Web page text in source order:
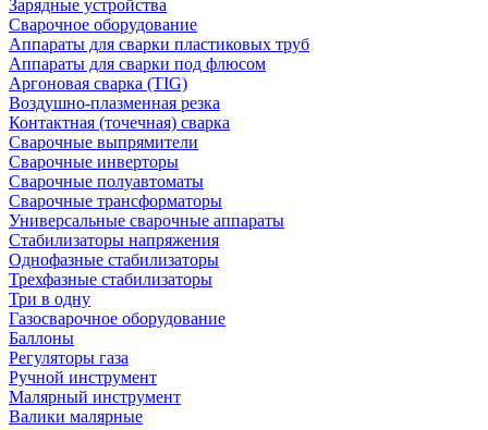
Зарядные устройства
Сварочное оборудование
Аппараты для сварки пластиковых труб
Аппараты для сварки под флюсом
Аргоновая сварка (TIG)
Воздушно-плазменная резка
Контактная (точечная) сварка
Сварочные выпрямители
Сварочные инверторы
Сварочные полуавтоматы
Сварочные трансформаторы
Универсальные сварочные аппараты
Стабилизаторы напряжения
Однофазные стабилизаторы
Трехфазные стабилизаторы
Три в одну
Газосварочное оборудование
Баллоны
Регуляторы газа
Ручной инструмент
Малярный инструмент
Валики малярные